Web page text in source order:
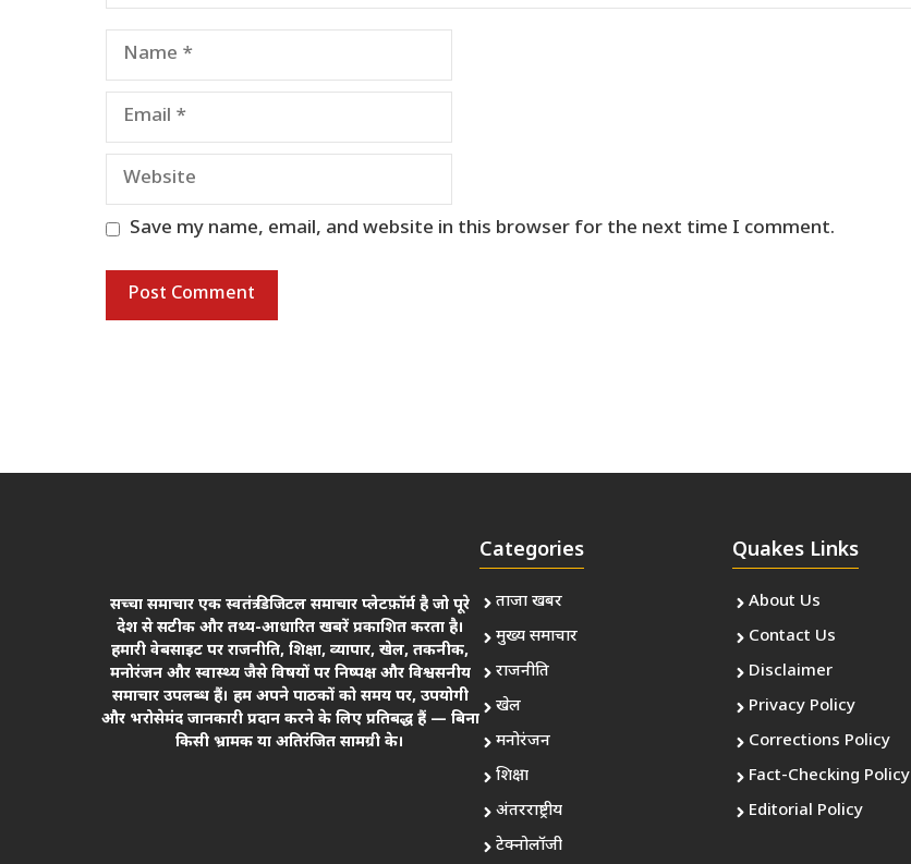
Name
Email
Website
Save my name, email, and website in this browser for the next time I comment.
सच्चा समाचार एक स्वतंत्र डिजिटल समाचार प्लेटफ़ॉर्म है जो पूरे
देश से सटीक और तथ्य-आधारित खबरें प्रकाशित करता है।
हमारी वेबसाइट पर राजनीति, शिक्षा, व्यापार, खेल, तकनीक,
मनोरंजन और स्वास्थ्य जैसे विषयों पर निष्पक्ष और विश्वसनीय
समाचार उपलब्ध हैं। हम अपने पाठकों को समय पर, उपयोगी
और भरोसेमंद जानकारी प्रदान करने के लिए प्रतिबद्ध हैं — बिना
किसी भ्रामक या अतिरंजित सामग्री के।
Categories
ताजा खबर
मुख्य समाचार
राजनीति
खेल
मनोरंजन
शिक्षा
अंतरराष्ट्रीय
टेक्नोलॉजी
Quakes Links
About Us
Contact Us
Disclaimer
Privacy Policy
Corrections Policy
Fact-Checking Policy
Editorial Policy